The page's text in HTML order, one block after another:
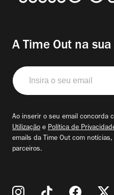
A Time Out na
Insira
o
seu
Ao inserir o seu email concorda
Utilização e Política de
emails da Time Out com
parceiros.